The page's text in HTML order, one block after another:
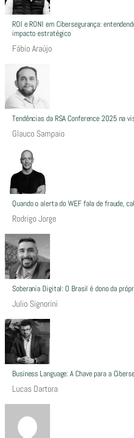
ROI e RONI em Cibersegurança:
impacto estratégico
Fábio Araújo
Tendências da RSA Conference 2025 na
Glauco Sampaio
Quando o alerta do WEF fala de fraude,
Rodrigo Jorge
Soberania Digital: O Brasil é dono da
Julio Signorini
Business Language: A Chave para a
Lucas Dartora